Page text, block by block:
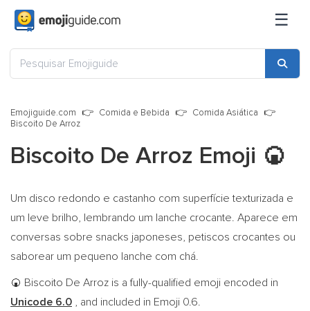
☰
Emojiguide.com Comida e Bebida
Comida Asiática
Biscoito De Arroz
Biscoito De Arroz Emoji 🍘
Um disco redondo e castanho com superfície texturizada e
um leve brilho, lembrando um lanche crocante. Aparece em
conversas sobre snacks japoneses, petiscos crocantes ou
saborear um pequeno lanche com chá.
🍘 Biscoito De Arroz is a fully-qualified emoji encoded in
Unicode 6.0 , and included in Emoji 0.6.